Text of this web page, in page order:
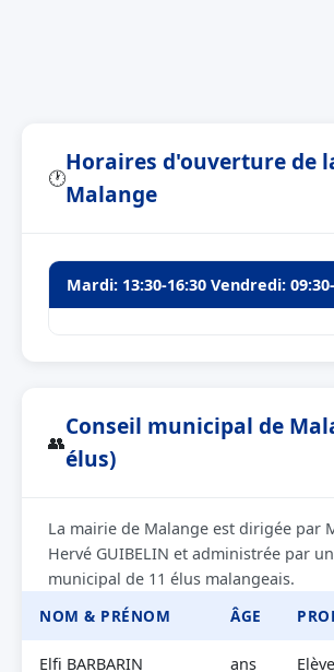
🕐
Horaires d'ouverture de
Malange
Mardi: 13:30-16:30 Vendredi:
👥
Conseil municipal de
élus)
La mairie de Malange est dirigée par
Hervé GUIBELIN et administrée par
municipal de 11 élus malangeais.
NOM & PRÉNOM
ÂGE
Elfi BARBARIN ans